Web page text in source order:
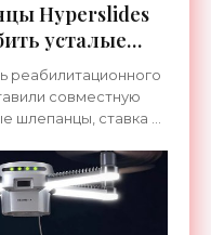
Hyperslides
усталые
- «Гаджеты»
реабилитационного
совместную
шлепанцы, ставка в